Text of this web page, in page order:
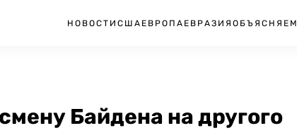
НОВОСТИ США ЕВРОПА ЕВРАЗИЯ ОБЪЯСНЯЕМ
Байдена на другого